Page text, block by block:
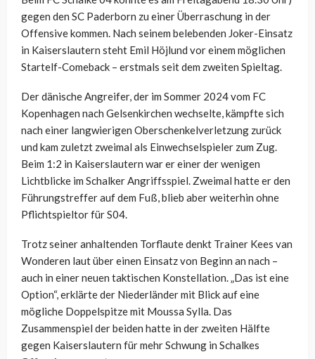
gegen den SC Paderborn zu einer Überraschung in der
Offensive kommen. Nach seinem belebenden Joker-Einsatz
in Kaiserslautern steht Emil Höjlund vor einem möglichen
Startelf-Comeback – erstmals seit dem zweiten Spieltag.
Der dänische Angreifer, der im Sommer 2024 vom FC
Kopenhagen nach Gelsenkirchen wechselte, kämpfte sich
nach einer langwierigen Oberschenkelverletzung zurück
und kam zuletzt zweimal als Einwechselspieler zum Zug.
Beim 1:2 in Kaiserslautern war er einer der wenigen
Lichtblicke im Schalker Angriffsspiel. Zweimal hatte er den
Führungstreffer auf dem Fuß, blieb aber weiterhin ohne
Pflichtspieltor für S04.
Trotz seiner anhaltenden Torflaute denkt Trainer Kees van
Wonderen laut über einen Einsatz von Beginn an nach –
auch in einer neuen taktischen Konstellation. „Das ist eine
Option“, erklärte der Niederländer mit Blick auf eine
mögliche Doppelspitze mit Moussa Sylla. Das
Zusammenspiel der beiden hatte in der zweiten Hälfte
gegen Kaiserslautern für mehr Schwung in Schalkes